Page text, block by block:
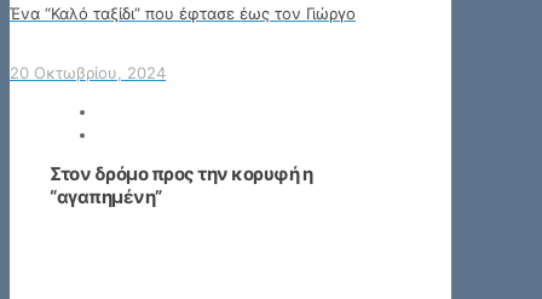
Ένα “Καλό ταξίδι” που έφτασε έως τον Γιώργο
20 Οκτωβρίου, 2024
Στον δρόμο προς την κορυφή η
“αγαπημένη”